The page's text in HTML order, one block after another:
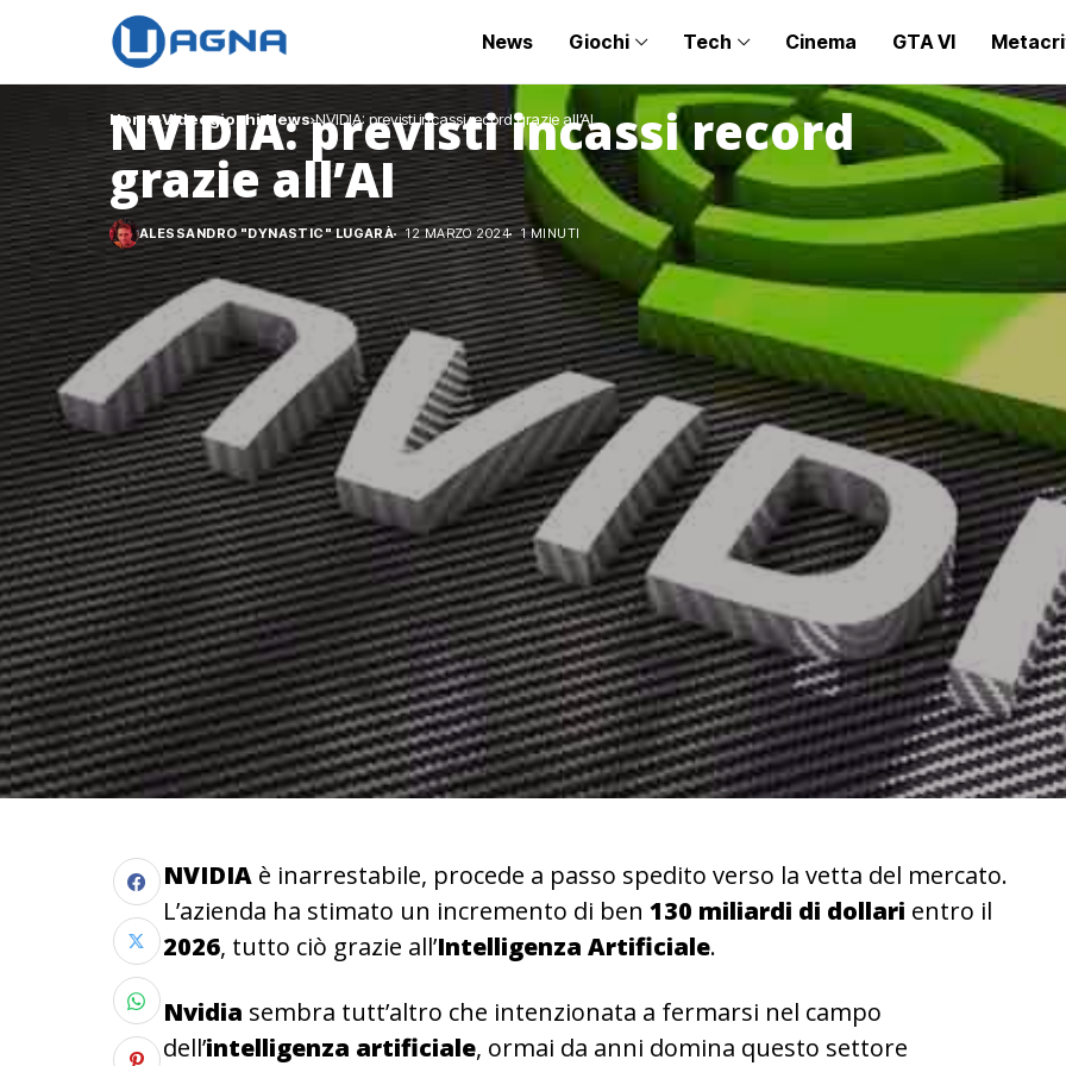
News Giochi Tech Cinema GTA VI
Home Videogiochi News NVIDIA: previsti incassi record grazie all’AI
NVIDIA: previsti incassi record
grazie all’AI
ALESSANDRO "DYNASTIC" LUGARÀ 12 MARZO 2024 1 MINUTI
NVIDIA è inarrestabile, procede a passo spedito verso la vetta del mercato.
L’azienda ha stimato un incremento di ben 130 miliardi di dollari entro il
2026, tutto ciò grazie all’Intelligenza Artificiale.
Nvidia sembra tutt’altro che intenzionata a fermarsi nel campo
dell’intelligenza artificiale, ormai da anni domina questo settore